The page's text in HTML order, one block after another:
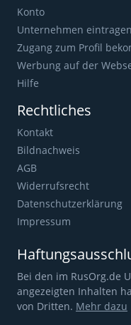
Konto
Unternehmen eintragen
Zugang zum Profil
Werbung auf der
Hilfe
Rechtliches
Kontakt
Bildnachweis
AGB
Widerrufsrecht
Datenschutzerklärung
Impressum
Bei den im RusOrg.de
angezeigten Inhalten
von Dritten. Mehr dazu